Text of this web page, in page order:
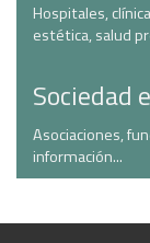
Hospitales,
estética, salud
Sociedad
Asociaciones,
información...